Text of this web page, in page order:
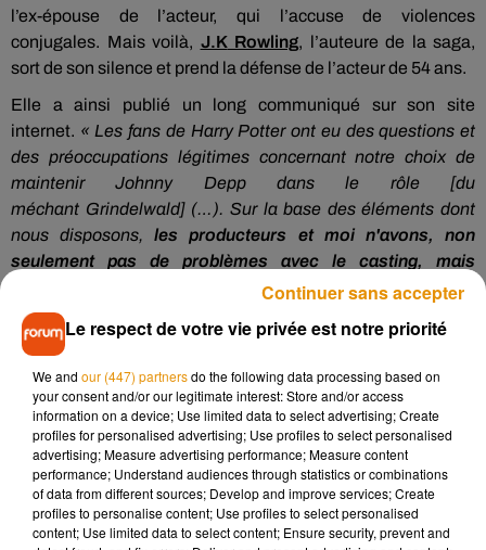
l’ex-épouse de l’acteur, qui l’accuse de violences
conjugales. Mais voilà, J.K Rowling, l’auteure de la saga,
sort de son silence et prend la défense de l’acteurde 54ans.
Elle a ainsi publié un long communiqué sur son site
internet. « Les fans de Harry Potteront eu des questions et
des préoccupations légitimes concernant notre choix de
maintenir Johnny Depp dans le rôle [du
méchant Grindelwald] (…). Sur la base des éléments dont
nous disposons,les producteurs et moi n'avons, non
seulement pas de problèmes avec le casting, mais
sommes aussi très sincèrement heureux d’avoir Johnny
pour incarner un personnage central dans les films
Une mise au point qui n’aura visiblement pas suffit à stopper
la polémique. Sur les réseaux sociaux, les internautes se
sont montrés davantage déçus par leur auteurepréférée
Très déçue de
J.K Rowling .Ancienne femme battue. Et elle
trouve le moyen de défendre Johnny Depp…À vomir »
s’exclame même laPlumedu83 .
I'm saying what I can about the Grindelwald casting issue
here:https://t.co/NDMjy542Yv
Le respect de votre vie privée est notre priorité
We and our (447) partnersdo the following data processing based on
your consent and/or our legitimate interest: Store and/or access
information on a device; Use limited data to select advertising; Create
profiles for personalised advertising; Use profiles to select personalised
advertising; Measure advertising performance; Measure content
performance; Understand audiences through statistics or combinations
of data from different sources; Develop and improve services; Create
profiles to personalise content; Use profiles to select personalised
content; Use limited data to select content; Ensure security, prevent and
Continuer sans accepter